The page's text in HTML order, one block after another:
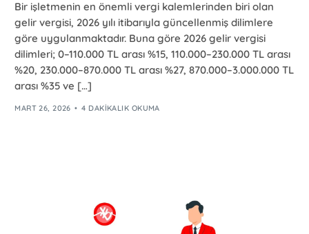
Bir işletmenin en önemli vergi kalemlerinden biri olan
gelir vergisi, 2026 yılı itibarıyla güncellenmiş dilimlere
göre uygulanmaktadır. Buna göre 2026 gelir vergisi
dilimleri; 0–110.000 TL arası %15, 110.000–230.000 TL arası
%20, 230.000–870.000 TL arası %27, 870.000–3.000.000 TL
arası %35 ve […]
MART 26, 2026 4 DAKIKALIK OKUMA